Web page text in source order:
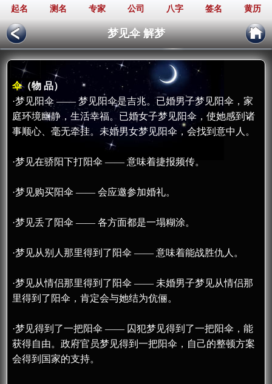
起名 测名 专家 公司 八字 签名 黄历
梦见伞 解梦
伞（物 品）
·梦见阳伞 —— 梦见阳伞是吉兆。已婚男子梦见阳伞，家
庭环境幽静，生活幸福。已婚女子梦见阳伞，使她感到诸
事顺心、毫无牵挂。未婚男女梦见阳伞，会找到意中人。
·梦见在骄阳下打阳伞 —— 意味着捷报频传。
·梦见购买阳伞 —— 会应邀参加婚礼。
·梦见丢了阳伞 —— 各方面都是一塌糊涂。
·梦见从别人那里得到了阳伞 —— 意味着能战胜仇人。
·梦见从情侣那里得到了阳伞 —— 未婚男子梦见从情侣那
里得到了阳伞，肯定会与她结为伉俪。
·梦见得到了一把阳伞 —— 囚犯梦见得到了一把阳伞，能
获得自由。政府官员梦见得到一把阳伞，自己的整顿方案
会得到国家的支持。